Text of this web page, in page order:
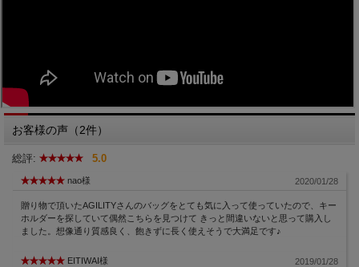
お客様の声（2件）
総評: 5.0
nao様 2020/01/28
贈り物で頂いたAGILITYさんのバッグをとても気に入って使っていたので、キー
ホルダーを探していて偶然こちらを見つけて きっと間違いないと思って購入し
ました。想像通り質感良く、飽きずに長く使えそうで大満足です♪
EITIWAI様 2019/01/28